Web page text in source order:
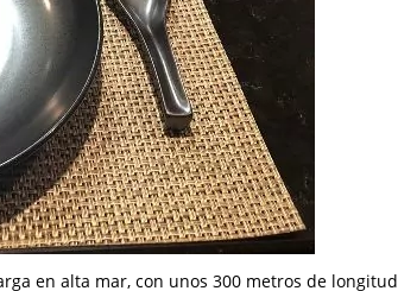
en alta mar, con unos 300 metros de